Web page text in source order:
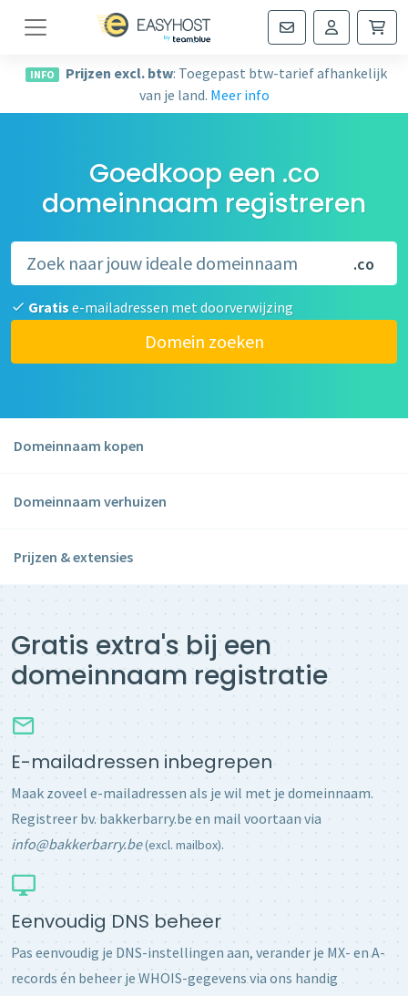
Navigatie
INFO Prijzen excl. btw: Toegepast btw-tarief afhankelijk
van je land. Meer info
Goedkoop een .co
domeinnaam registreren
.co
Gratise-mailadressen met doorverwijzing
Domein zoeken
Domeinnaam kopen
Domeinnaam verhuizen
Prijzen & extensies
Gratis extra's bij een
domeinnaam registratie
E-mailadressen inbegrepen
Maak zoveel e-mailadressen als je wil met je domeinnaam.
Registreer bv. bakkerbarry.be en mail voortaan via
info@bakkerbarry.be(excl. mailbox).
Eenvoudig DNS beheer
Pas eenvoudig je DNS-instellingen aan, verander je MX- en A-
records én beheer je WHOIS-gegevens via ons handig